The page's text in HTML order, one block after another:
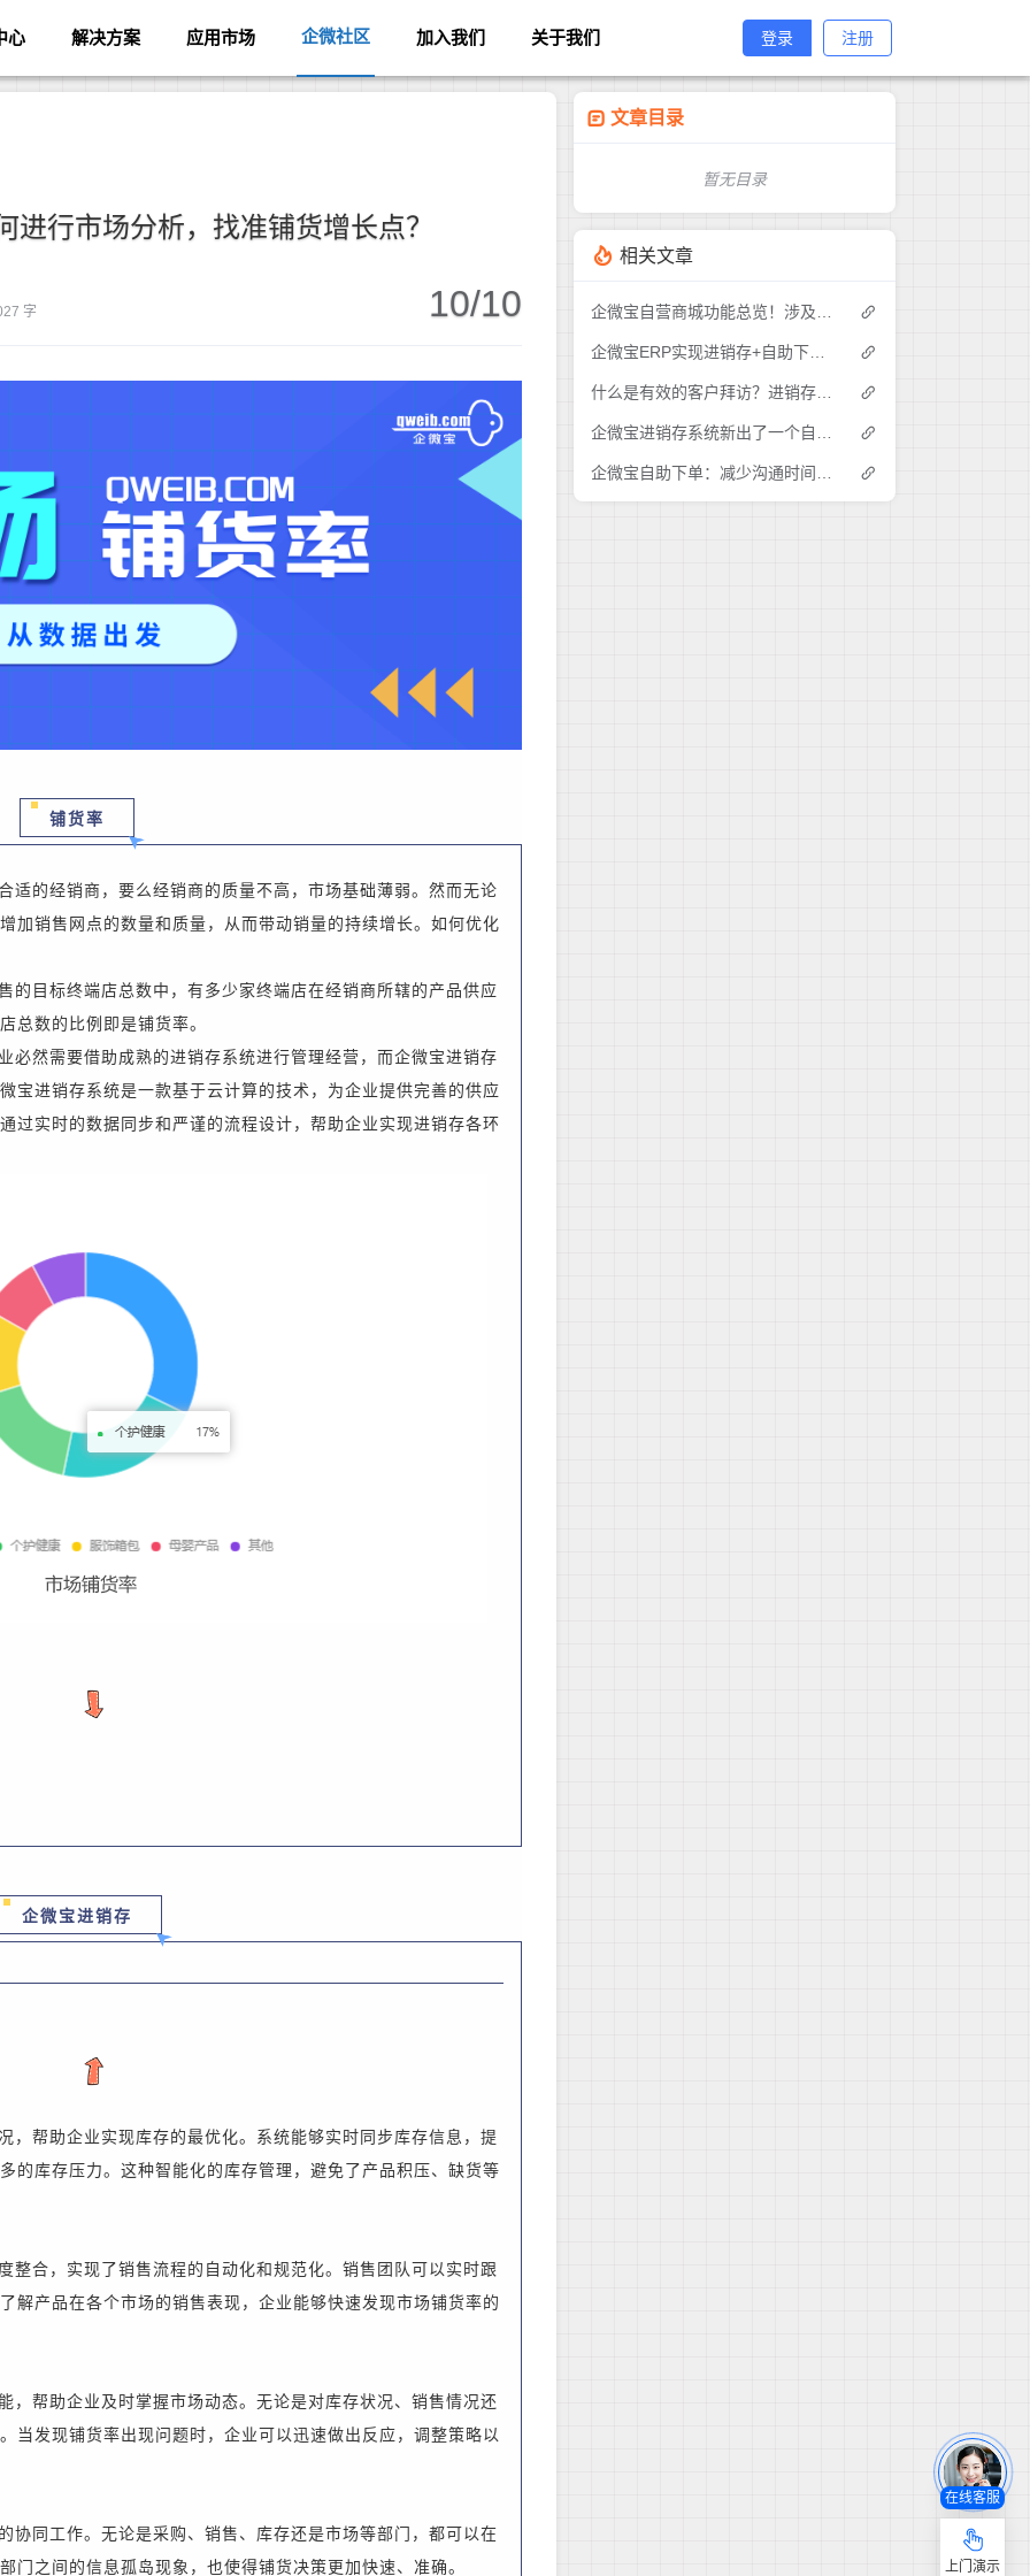
心 解决方案 应用市场 企微社区 加入我们 关于我们 登录 注册
进行市场分析，找准铺货增长点？
字 10/10
铺货率
适的经销商，要么经销商的质量不高，市场基础薄弱。然而无论
加销售网点的数量和质量，从而带动销量的持续增长。如何优化
的目标终端店总数中，有多少家终端店在经销商所辖的产品供应
总数的比例即是铺货率。
必然需要借助成熟的进销存系统进行管理经营，而企微宝进销存
宝进销存系统是一款基于云计算的技术，为企业提供完善的供应
过实时的数据同步和严谨的流程设计，帮助企业实现进销存各环
企微宝进销存
，帮助企业实现库存的最优化。系统能够实时同步库存信息，提
的库存压力。这种智能化的库存管理，避免了产品积压、缺货等
整合，实现了销售流程的自动化和规范化。销售团队可以实时跟
解产品在各个市场的销售表现，企业能够快速发现市场铺货率的
，帮助企业及时掌握市场动态。无论是对库存状况、销售情况还
当发现铺货率出现问题时，企业可以迅速做出反应，调整策略以
协同工作。无论是采购、销售、库存还是市场等部门，都可以在
门之间的信息孤岛现象，也使得铺货决策更加快速、准确。
文章目录
暂无目录
相关文章
在线客服
上门演示